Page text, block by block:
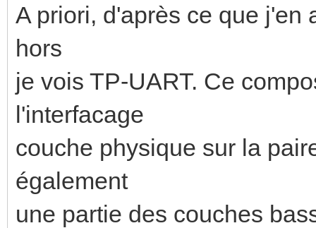
A priori, d'après ce que j'en
hors
je vois TP-UART. Ce
l'interfacage
couche physique sur la
également
une partie des couches